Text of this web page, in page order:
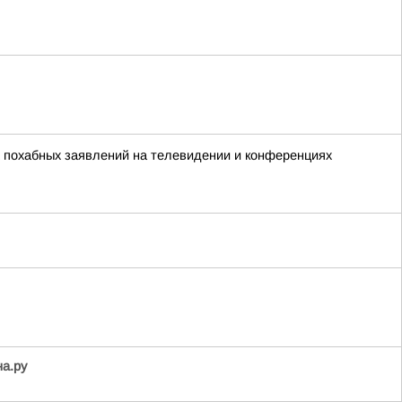
заявлений на телевидении и конференциях